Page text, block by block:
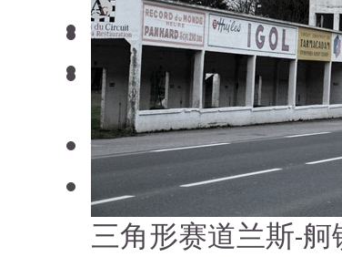
搜索文章
搜索文章
搜索文章
三角形赛道兰斯-舸